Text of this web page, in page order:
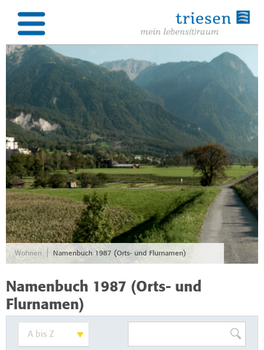
Wohnen Namenbuch 1987 (Orts- und Flurnamen)
Namenbuch 1987 (Orts- und
Flurnamen)